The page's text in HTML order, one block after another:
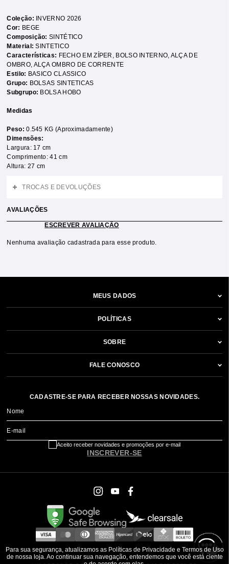
Coleção:
INVERNO 2026
Cor: BEGE
Composição:SINTÉTICO
Material:SINTETICO
Características: FECHO EM ZÍPER , BOLSO INTERNO, ALÇA DE
OMBRO, ALÇA OMBRO DE CORRENTE
Estilo: BASICO CLASSICO
Grupo: BOLSAS SINTETICAS
Subgrupo: BOLSA HOBO
Medidas
Peso:0.545 KG (Aproximadamente)
Dimensões:
Largura: 17 cm
Comprimento: 41 cm
Altura: 27 cm
TROCAS E DEVOLUÇÕES
AVALIAÇÕES
ESCREVER AVALIAÇÃO
Nenhuma avaliação cadastrada para esse produto.
MEUS DADOS
POLÍTICAS
SOBRE
FALE CONOSCO
CADASTRE-SE PARA RECEBER NOSSAS NOVIDADES.
Nome
E-mail
INSCREVER-SE
Aceito receber novidades e promoções por e-mail
Para sua segurança, atualizamos as Políticas de Privacidade e Termos de Uso
de nossa loja. Ao continuar sua navegação, entendemos que você está ciente